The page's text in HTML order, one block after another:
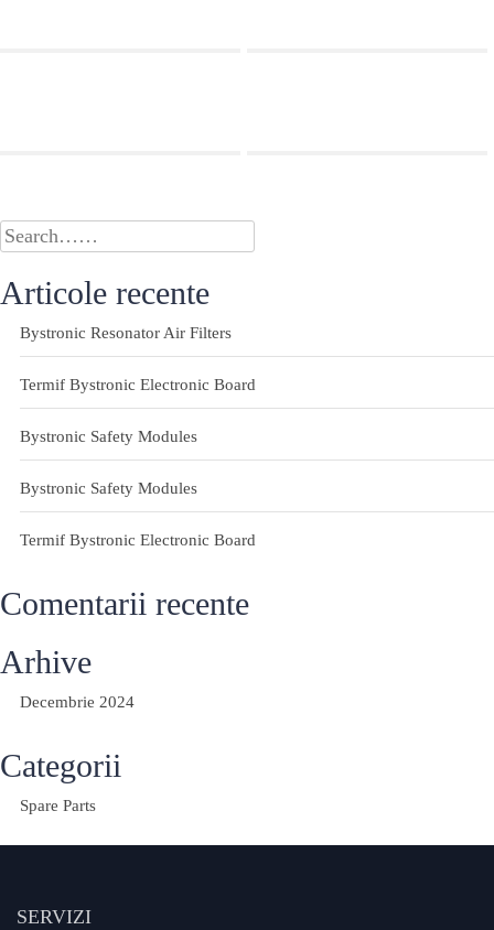
Articole recente
Bystronic Resonator Air Filters
Termif Bystronic Electronic Board
Bystronic Safety Modules
Bystronic Safety Modules
Termif Bystronic Electronic Board
Comentarii recente
Arhive
Decembrie 2024
Categorii
Spare Parts
SERVIZI